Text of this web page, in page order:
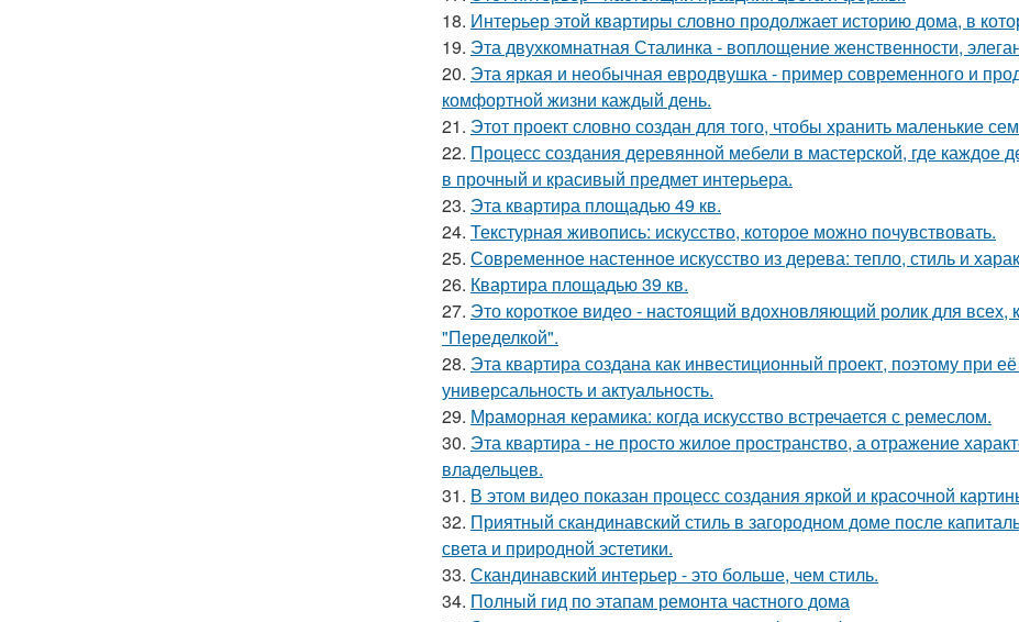
18. Интерьер этой квартиры словно продолжает историю дома, в
19. Эта двухкомнатная Сталинка - воплощение женственности,
20. Эта яркая и необычная евродвушка - пример современного и
комфортной жизни каждый день.
21. Этот проект словно создан для того, чтобы хранить маленькие
22. Процесс создания деревянной мебели в мастерской, где каждое
в прочный и красивый предмет интерьера.
23. Эта квартира площадью 49 кв.
24. Текстурная живопись: искусство, которое можно почувствовать.
25. Современное настенное искусство из дерева: тепло, стиль и
26. Квартира площадью 39 кв.
27. Это короткое видео - настоящий вдохновляющий ролик для всех,
"Переделкой".
28. Эта квартира создана как инвестиционный проект, поэтому при
универсальность и актуальность.
29. Мраморная керамика: когда искусство встречается с ремеслом.
30. Эта квартира - не просто жилое пространство, а отражение
владельцев.
31. В этом видео показан процесс создания яркой и красочной
32. Приятный скандинавский стиль в загородном доме после
света и природной эстетики.
33. Скандинавский интерьер - это больше, чем стиль.
34. Полный гид по этапам ремонта частного дома